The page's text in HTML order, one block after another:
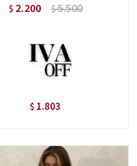
$ 2.200 $5.500
$ 1.803